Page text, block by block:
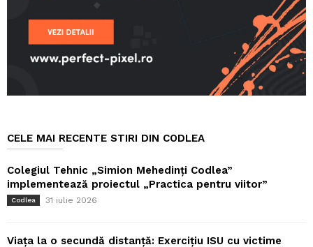
CELE MAI RECENTE STIRI DIN CODLEA
Colegiul Tehnic „Simion Mehedinți Codlea”
implementează proiectul „Practica pentru viitor”
Codlea 31 iulie 2026
Viața la o secundă distanță: Exercițiu ISU cu victime